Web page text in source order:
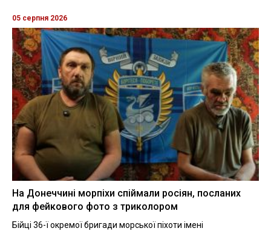
05 серпня 2026
На Донеччині морпіхи спіймали росіян, посланих
для фейкового фото з триколором
Бійці 36-ї окремої бригади морської піхоти імені